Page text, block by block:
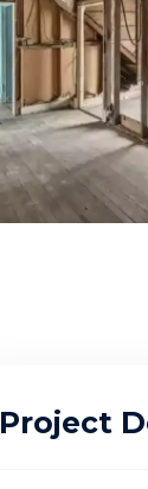
Project